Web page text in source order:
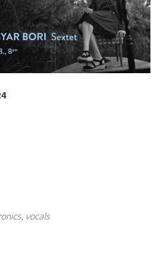
vocals